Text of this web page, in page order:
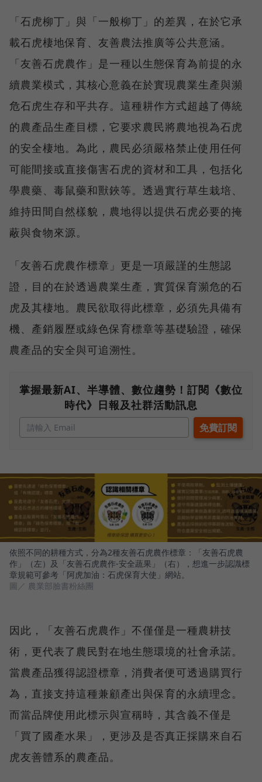
「石虎柳丁」與「一般柳丁」的差異，在於它承
載石虎棲地保育、友善農法推廣等公共意涵。
「友善石虎農作」是一種以生態保育為前提的永
續農業模式，其核心意義在於實現農業生產與瀕
危石虎生存和平共存。這種耕作方式超越了傳統
的農產品生產目標，它要求農民將農地視為石虎
的安全棲地。為此，農民必須嚴格禁止使用任何
可能間接或直接傷害石虎的資材和工具，包括化
學農藥、毒鼠藥和獸鋏等。透過實行草生栽培、
維持田間自然樣貌，農地得以提供石虎必要的掩
蔽與食物來源。
「友善石虎農作標章」更是一項嚴謹的生態認
證，目的在於透過農業生產，實質保育瀕危的石
虎及其棲地。農民欲取得此標章，必須先具備有
機、產銷履歷或綠色保育標章等基礎驗證，確保
農產品的安全與可追溯性。
掌握最新AI、半導體、數位趨勢！訂閱《數位
時代》日報及社群活動訊息
依照不同的耕種方式，分為2種友善石虎農作標章：「友善石虎農
作」（左）及「友善石虎農作-安全蔬果」（右），想進一步認識標
章規範可參考「阿虎加油：石虎保育大使」網站。
圖／ 農業部臉書粉絲團
因此，「友善石虎農作」不僅僅是一種農耕技
術，更代表了農民對在地生態環境的社會承諾。
當農產品獲得認證標章，消費者便可透過購買行
為，直接支持這種兼顧產出與保育的永續理念。
而當品牌使用此標示與宣稱時，其含義不僅是
「買了國產水果」，更涉及是否真正採購來自石
虎友善體系的農產品。